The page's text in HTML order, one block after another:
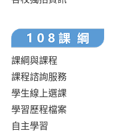
課綱與課程
課程諮詢服務
學生線上選課
學習歷程檔案
自主學習